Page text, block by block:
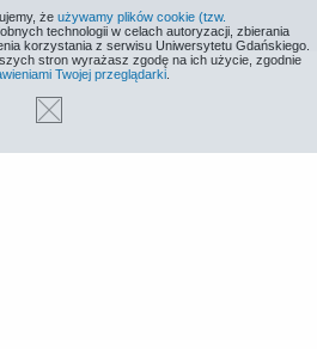
że używamy plików cookie (tzw.
technologii w celach autoryzacji, zbierania
korzystania z serwisu Uniwersytetu Gdańskiego.
stron wyrażasz zgodę na ich użycie, zgodnie
Twojej przeglądarki